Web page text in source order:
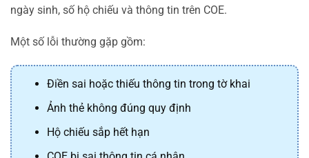
ngày sinh, số hộ chiếu và thông tin trên COE.
Một số lỗi thường gặp gồm:
Điền sai hoặc thiếu thông tin trong tờ khai
Ảnh thẻ không đúng quy định
Hộ chiếu sắp hết hạn